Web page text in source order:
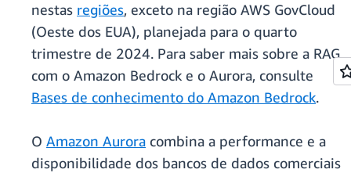
nestas regiões, exceto na região AWS GovCloud
(Oeste dos EUA), planejada para o quarto
trimestre de 2024. Para saber mais sobre a RAG
com o Amazon Bedrock e o Aurora, consulte
Bases de conhecimento do Amazon Bedrock.
O Amazon Aurora combina a performance e a
disponibilidade dos bancos de dados comerciais